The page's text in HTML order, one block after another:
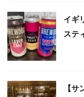
イギ
ステ
【